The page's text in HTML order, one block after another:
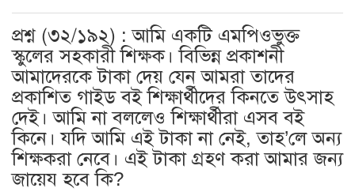
প্রশ্ন (৩২/১৯২) : আমি একটি এমপিওভুক্ত
স্কুলের সহকারী শিক্ষক। বিভিন্ন প্রকাশনী
আমাদেরকে টাকা দেয় যেন আমরা তাদের
প্রকাশিত গাইড বই শিক্ষার্থীদের কিনতে উৎসাহ
দেই। আমি না বললেও শিক্ষার্থীরা এসব বই
কিনে। যদি আমি এই টাকা না নেই, তাহ’লে অন্য
শিক্ষকরা নেবে। এই টাকা গ্রহণ করা আমার জন্য
জায়েয হবে কি?